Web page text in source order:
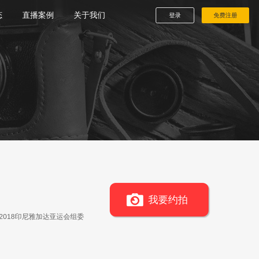
直播案例 关于我们 登录 免费注册
印尼雅加达亚运会组委
我要约拍